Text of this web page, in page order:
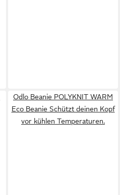
Odlo Beanie POLYKNIT WARM
Eco Beanie Schützt deinen Kopf
vor kühlen Temperaturen.